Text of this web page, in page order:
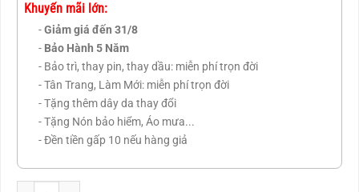
Khuyến mãi lớn:
-Giảm giá đến 31/8
- Bảo Hành 5 Năm
- Bảo trì, thay pin, thay dầu: miễn phí trọn đời
- Tân Trang, Làm Mới: miễn phí trọn đời
- Tặng thêm dây da thay đổi
- Tặng Nón bảo hiểm, Áo mưa...
- Đền tiền gấp 10 nếu hàng giả